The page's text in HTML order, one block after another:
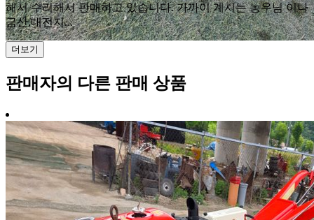
해서 수리해서 판매하고 있습니다. 가까이 계시는 농우님 이나
금산,대전지...
더보기
판매자의 다른 판매 상품